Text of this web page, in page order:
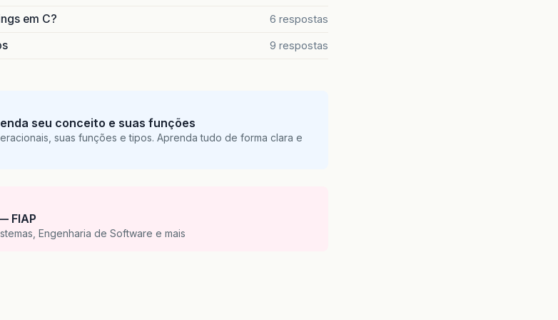
em C? 6 respostas
9 respostas
seu conceito e suas funções
suas funções e tipos. Aprenda tudo de forma clara e
FIAP
Engenharia de Software e mais